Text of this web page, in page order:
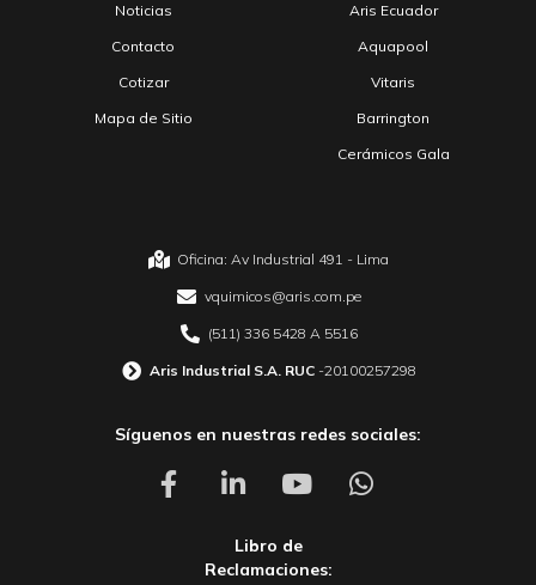
Oficina: Av Industrial 491 - Lima
vquimicos@aris.com.pe
(511) 336 5428 A 5516
Aris Industrial S.A. RUC -20100257298
Noticias
Contacto
Cotizar
Mapa de Sitio
Aris Ecuador
Aquapool
Vitaris
Barrington
Cerámicos Gala
Síguenos en nuestras redes sociales:
Libro de
Reclamaciones: